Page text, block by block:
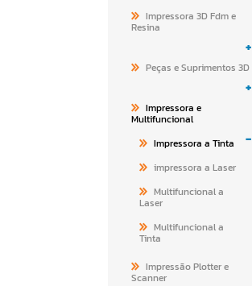
Impressora 3D Fdm e
Resina
+
Peças e Suprimentos 3D
+
Impressora e
Multifuncional
-
Impressora a Tinta
impressora a Laser
Multifuncional a
Laser
Multifuncional a
Tinta
Impressão Plotter e
Scanner